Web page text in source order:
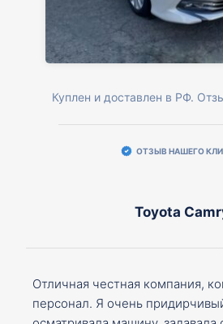
Куплен и доставлен в РФ.
ОТЗЫВ НАШЕГО
Toyota
Отличная честная компания,
персонал. Я очень